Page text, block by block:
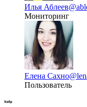
Илья Аблеев
Мониторинг
Елена Сахно
Пользователь